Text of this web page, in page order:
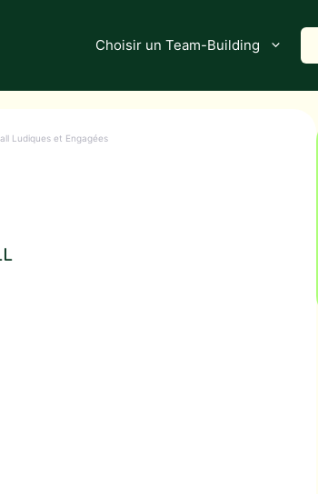
Choisir un Team-Building
Ludiques et Engagées